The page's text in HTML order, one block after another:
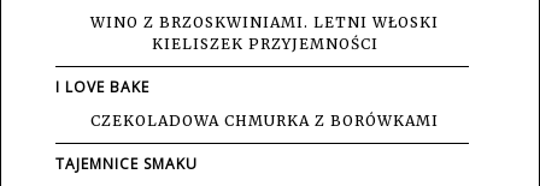
WINO Z BRZOSKWINIAMI. LETNI WŁOSKI
KIELISZEK PRZYJEMNOŚCI
I LOVE BAKE
CZEKOLADOWA CHMURKA Z BORÓWKAMI
TAJEMNICE SMAKU